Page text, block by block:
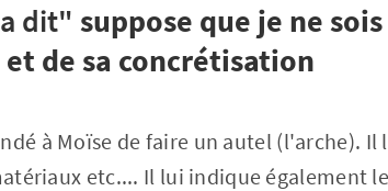
dit" suppose que je ne
et de sa concrétisation
à Moïse de faire un autel (l'arche).
etc.... Il lui indique également